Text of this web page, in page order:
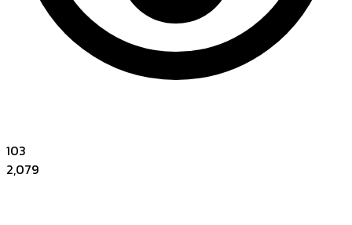
103
2,079